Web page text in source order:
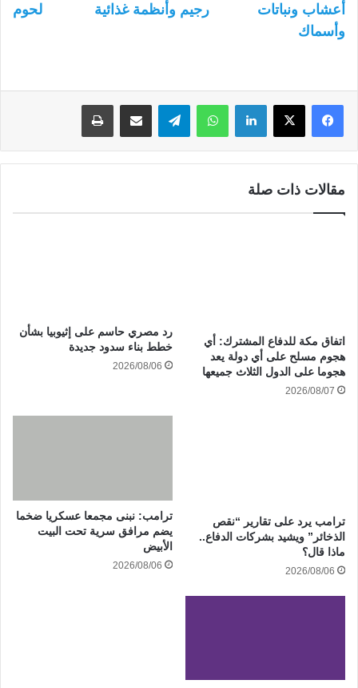
أعشاب ونباتات رجيم وأنظمة غذائية
لحوم
وأسماك
لينكدإن واتساب
مقالات ذات صلة
‏اتفاق مكة للدفاع المشترك: أي
هجوم مسلح على أي دولة يعد
هجوما على الدول الثلاث جميعها
2026/08/07
رد مصري حاسم على إثيوبيا بشأن
خطط بناء سدود جديدة
2026/08/06
ترامب يرد على تقارير “نقص
الذخائر” ويشيد بشركات الدفاع..
ماذا قال؟
2026/08/06
ترامب: نبنى مجمعا عسكريا ضخما
يضم مرافق سرية تحت البيت
الأبيض
2026/08/06